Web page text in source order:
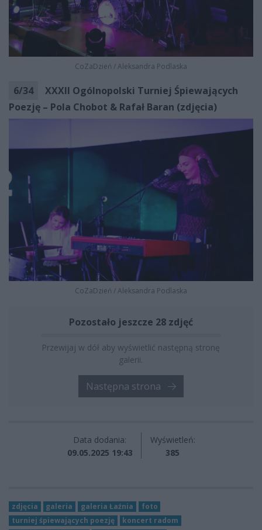
CoZaDzień /Aleksandra Podlaska
6/34
XXXII Ogólnopolski Turniej Śpiewających
Poezję – Pola Chobot & Rafał Baran (zdjęcia)
CoZaDzień /Aleksandra Podlaska
Pozostało jeszcze 28 zdjęć
Przewijaj w dół aby wyświetlić następną stronę
galerii.
Następna strona
Data dodania:
09.05.2025 19:43
Wyświetleń:
385
zdjęcia galeria galeria Łaźnia
foto
turniej śpiewających poezję
koncert radom